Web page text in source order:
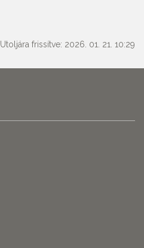
Utoljára frissítve: 2026. 01. 21. 10:29